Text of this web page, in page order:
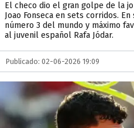
El checo dio el gran golpe de la
Joao Fonseca en sets corridos.
número 3 del mundo y máximo
al juvenil español Rafa Jódar.
Publicado: 02-06-2026 19:09